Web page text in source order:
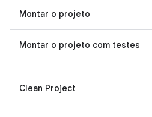
Montar o projeto
Montar o projeto com testes
Clean Project